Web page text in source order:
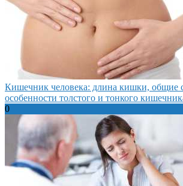
Кишечник человека: длина кишки, общие
особенности толстого и тонкого
0